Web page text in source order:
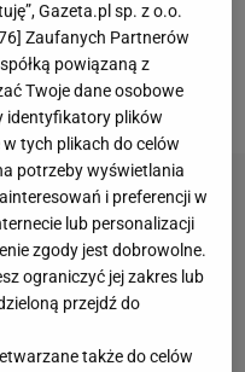
wskazuje, że to
która chce w ten
przeciwniczki.
Gazeta.pl sp. z o.o.
] Zaufanych Partnerów
powiązaną z
Twoje dane osobowe
identyfikatory plików
tych plikach do celów
potrzeby wyświetlania
i preferencji w
lub personalizacji
zgody jest dobrowolne.
ograniczyć jej zakres lub
przejdź do
także do celów